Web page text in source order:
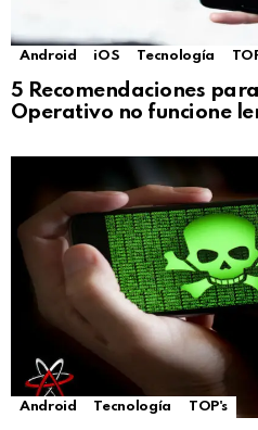
Android iOS Tecnología
5 Recomendaciones
Operativo no funcione
Android Tecnología TOP's